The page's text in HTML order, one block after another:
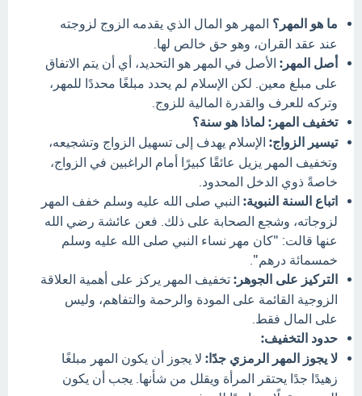
ما هو المهر؟ المهر هو المال الذي يقدمه الزوج لزوجته
عند عقد القران، وهو حق خالص لها.
أصل المهر: الأصل في المهر هو التحديد، أي أن يتم الاتفاق
على مبلغ معين. لكن الإسلام لم يحدد مبلغًا محددًا للمهر،
وتركه للعرف والقدرة المالية للزوج.
تخفيف المهر: لماذا هو سنة؟
تيسير الزواج: الإسلام يهدف إلى تسهيل الزواج وتشجيعه،
وتخفيف المهر يزيل عائقًا كبيرًا أمام الراغبين في الزواج،
خاصةً ذوي الدخل المحدود.
اتباع السنة النبوية: النبي صلى الله عليه وسلم خفف المهر
لزوجاته، وشجع الصحابة على ذلك. فعن عائشة رضي الله
عنها قالت: "كان مهر نساء النبي صلى الله عليه وسلم
خمسمائة درهم".
التركيز على الجوهر: تخفيف المهر يركز على أهمية العلاقة
الزوجية القائمة على المودة والرحمة والتفاهم، وليس
على المال فقط.
حدود التخفيف:
لا يجوز المهر الرمزي جدًا: لا يجوز أن يكون المهر مبلغًا
زهيدًا جدًا يحتقر المرأة ويقلل من شأنها. يجب أن يكون